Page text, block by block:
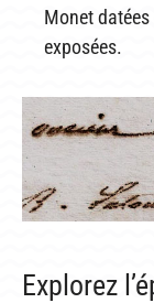
Monet
exposées.
Explorez